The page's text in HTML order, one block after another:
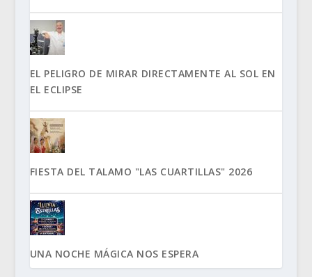
EL PELIGRO DE MIRAR DIRECTAMENTE AL SOL EN
EL ECLIPSE
FIESTA DEL TALAMO "LAS CUARTILLAS" 2026
UNA NOCHE MÁGICA NOS ESPERA